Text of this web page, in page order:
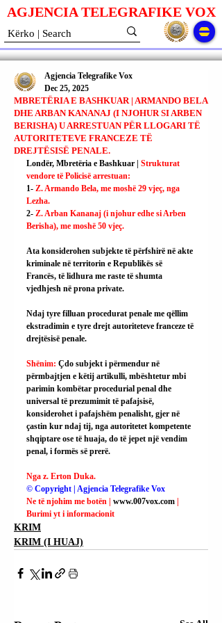
AGJENCIA TELEGRAFIKE VOX
MBRETËRIA E BASHKUAR | ARMANDO BELA
DHE ARBAN KANANAJ (I NJOHUR SI ARBEN
BERISHA) U ARRESTUAN PËR LLOGARI TË
AUTORITETEVE FRANCEZE TË
DREJTËSISË PENALE.
Agjencia Telegrafike Vox
Dec 25, 2025
Londër, Mbretëria e Bashkuar | Strukturat
vendore të Policisë arrestuan:
1- Z. Armando Bela, me moshë 29 vjeç, nga
Lezha.
2- Z. Arban Kananaj (i njohur edhe si Arben
Berisha), me moshë 50 vjeç.
Ata konsiderohen subjekte të përfshirë në akte
kriminale në territorin e Republikës së
Francës, të lidhura me raste të shumta
vjedhjesh në prona private.
Ndaj tyre filluan procedurat penale me qëllim
ekstradimin e tyre drejt autoriteteve franceze të
drejtësisë penale.
Shënim: Çdo subjekt i përmendur në
përmbajtjen e këtij artikulli, mbështetur mbi
parimin kombëtar procedurial penal dhe
universal të prezumimit të pafajsisë,
konsiderohet i pafajshëm penalisht, gjer në
çastin kur ndaj tij, nga autoritetet kompetente
shqiptare ose të huaja, do të jepet një vendim
penal, i formës së prerë.
Nga z. Erton Duka.
© Copyright | Agjencia Telegrafike Vox
Ne të njohim me botën | www.007vox.com
Burimi yt i informacionit
KRIM
KRIM (I HUAJ)